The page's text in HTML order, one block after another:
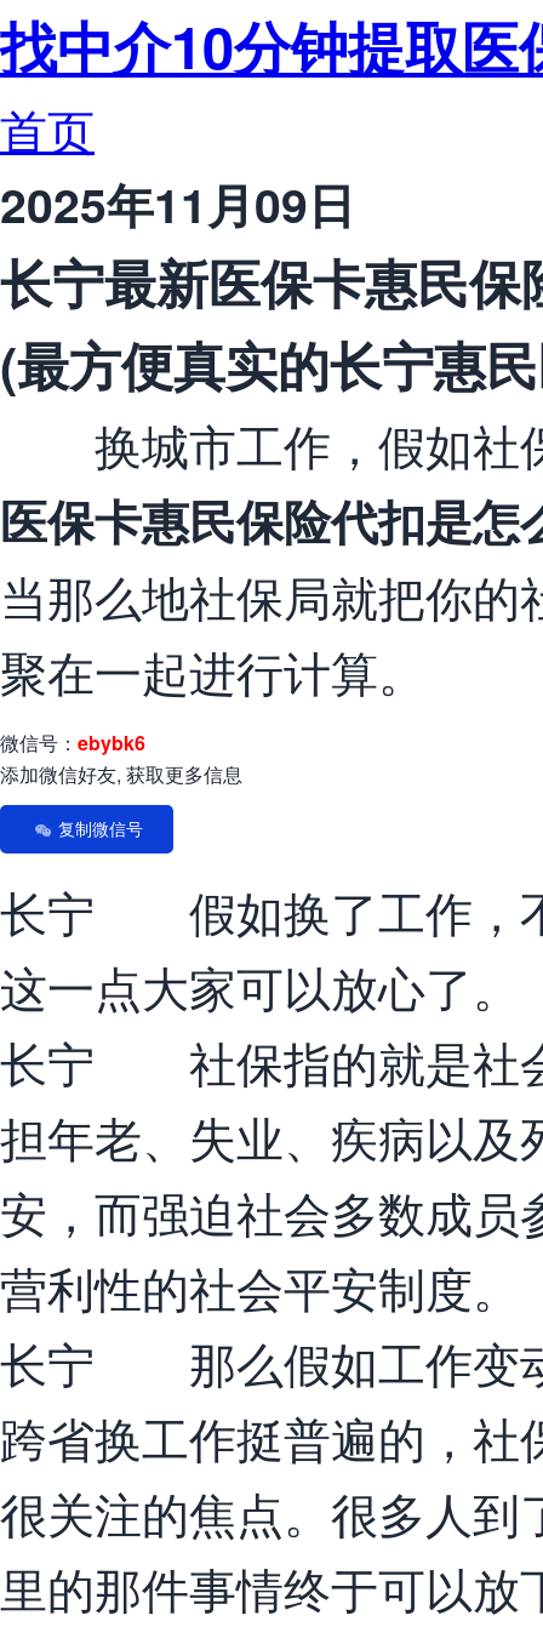
找中介10分钟提取医
首页
2025年11月09日
长宁最新医保卡惠民
(最方便真实的长宁惠
换城市工作，假如社
医保卡惠民保险代扣是怎
当那么地社保局就把你
聚在一起进行计算。
微信号： ebybk6
添加微信好友, 获取更多信息
复制微信号
长宁 假如换了工作，
这一点大家可以放心了。
长宁 社保指的就是社
担年老、失业、疾病以
安，而强迫社会多数成
营利性的社会平安制度。
长宁 那么假如工作变
跨省换工作挺普遍的，
很关注的焦点。很多人
里的那件事情终于可以